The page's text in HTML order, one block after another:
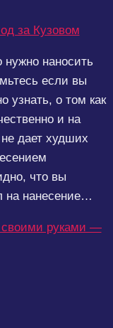
за Кузовом
наносить
если вы
узнать, о том как
и на
дает худших
что вы
на нанесение…
руками —